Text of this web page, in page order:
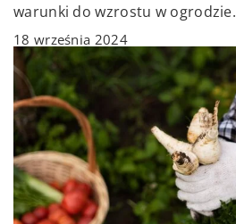
warunki do wzrostu w ogrodzie.
18 września 2024